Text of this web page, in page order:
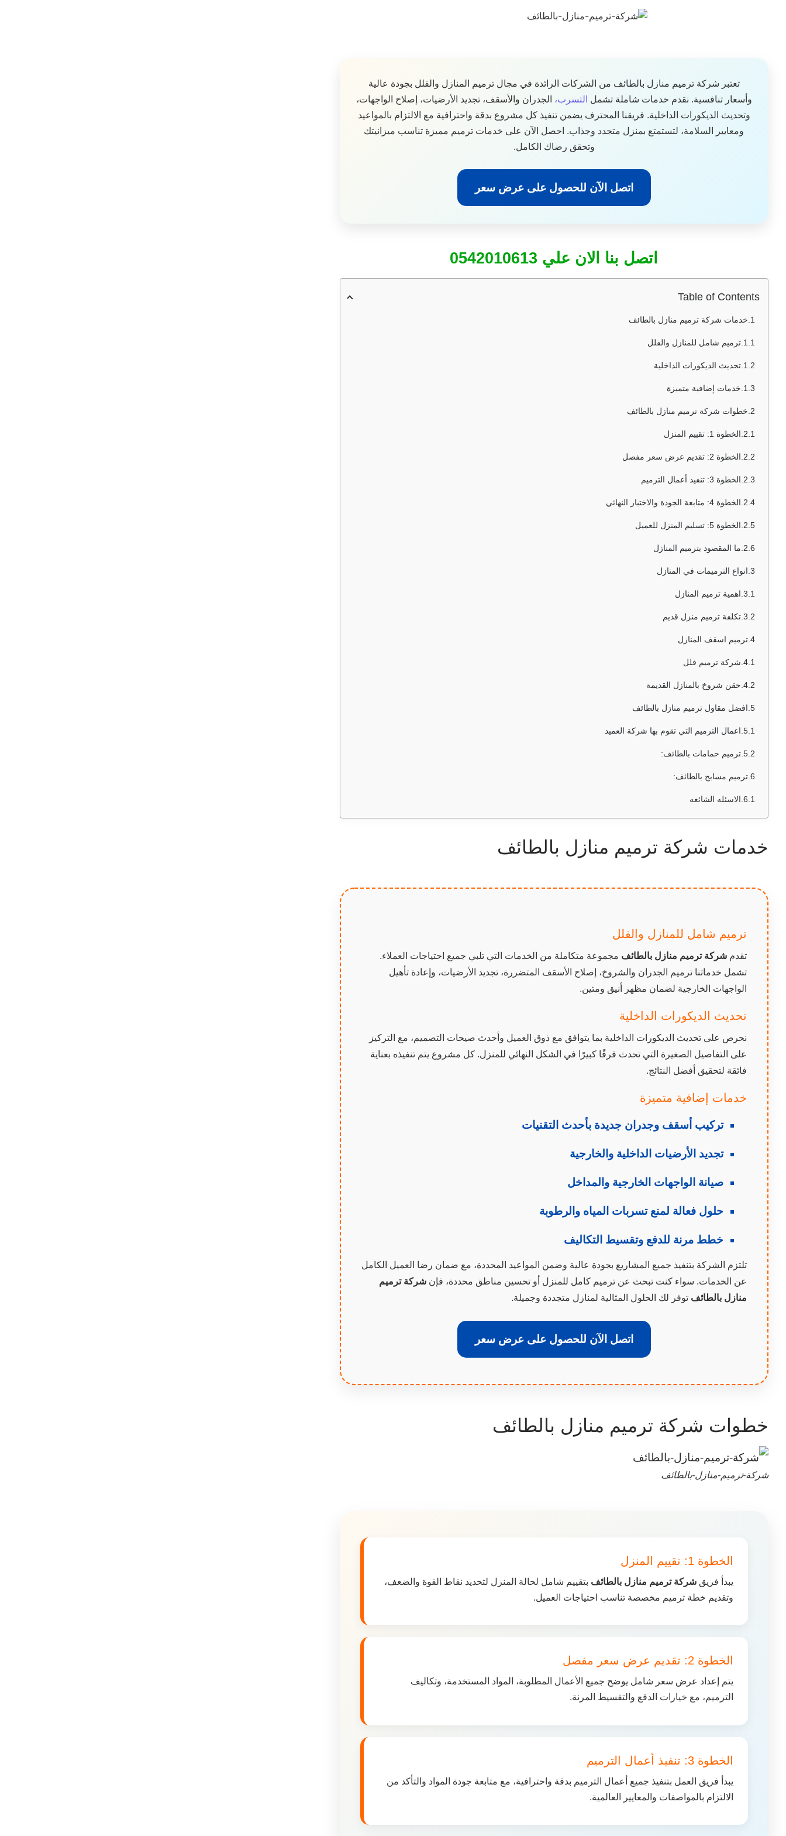
تعتبر شركة ترميم منازل بالطائف من الشركات الرائدة في مجال ترميم المنازل والفلل بجودة عالية
وأسعار تنافسية. نقدم خدمات شاملة تشمل التسرب، الجدران والأسقف، تجديد الأرضيات، إصلاح الواجهات،
وتحديث الديكورات الداخلية. فريقنا المحترف يضمن تنفيذ كل مشروع بدقة واحترافية مع الالتزام بالمواعيد
ومعايير السلامة، لتستمتع بمنزل متجدد وجذاب. احصل الآن على خدمات ترميم مميزة تناسب ميزانيتك
وتحقق رضاك الكامل.
اتصل الآن للحصول على عرض سعر
اتصل بنا الان علي 0542010613
Table of Contents
خدمات شركة ترميم منازل بالطائف
ترميم شامل للمنازل والفلل
تحديث الديكورات الداخلية
خدمات إضافية متميزة
خطوات شركة ترميم منازل بالطائف
الخطوة 1: تقييم المنزل
الخطوة 2: تقديم عرض سعر مفصل
الخطوة 3: تنفيذ أعمال الترميم
الخطوة 4: متابعة الجودة والاختبار النهائي
الخطوة 5: تسليم المنزل للعميل
ما المقصود بترميم المنازل
انواع الترميمات في المنازل
اهمية ترميم المنازل
تكلفة ترميم منزل قديم
ترميم اسقف المنازل
شركة ترميم فلل
حقن شروخ بالمنازل القديمة
افضل مقاول ترميم منازل بالطائف
اعمال الترميم التي تقوم بها شركة العميد
ترميم حمامات بالطائف:
ترميم مسابح بالطائف:
الاسئله الشائعه
خدمات شركة ترميم منازل بالطائف
ترميم شامل للمنازل والفلل
تقدم شركة ترميم منازل بالطائف مجموعة متكاملة من الخدمات التي تلبي جميع احتياجات العملاء.
تشمل خدماتنا ترميم الجدران والشروخ، إصلاح الأسقف المتضررة، تجديد الأرضيات، وإعادة تأهيل
الواجهات الخارجية لضمان مظهر أنيق ومتين.
تحديث الديكورات الداخلية
نحرص على تحديث الديكورات الداخلية بما يتوافق مع ذوق العميل وأحدث صيحات التصميم، مع التركيز
على التفاصيل الصغيرة التي تحدث فرقًا كبيرًا في الشكل النهائي للمنزل. كل مشروع يتم تنفيذه بعناية
فائقة لتحقيق أفضل النتائج.
خدمات إضافية متميزة
تركيب أسقف وجدران جديدة بأحدث التقنيات
تجديد الأرضيات الداخلية والخارجية
صيانة الواجهات الخارجية والمداخل
حلول فعالة لمنع تسربات المياه والرطوبة
خطط مرنة للدفع وتقسيط التكاليف
تلتزم الشركة بتنفيذ جميع المشاريع بجودة عالية وضمن المواعيد المحددة، مع ضمان رضا العميل الكامل
عن الخدمات. سواء كنت تبحث عن ترميم كامل للمنزل أو تحسين مناطق محددة، فإن شركة ترميم
منازل بالطائف توفر لك الحلول المثالية لمنازل متجددة وجميلة.
اتصل الآن للحصول على عرض سعر
خطوات شركة ترميم منازل بالطائف
شركة-ترميم-منازل-بالطائف
الخطوة 1: تقييم المنزل
يبدأ فريق شركة ترميم منازل بالطائف بتقييم شامل لحالة المنزل لتحديد نقاط القوة والضعف،
وتقديم خطة ترميم مخصصة تناسب احتياجات العميل.
الخطوة 2: تقديم عرض سعر مفصل
يتم إعداد عرض سعر شامل يوضح جميع الأعمال المطلوبة، المواد المستخدمة، وتكاليف
الترميم، مع خيارات الدفع والتقسيط المرنة.
الخطوة 3: تنفيذ أعمال الترميم
يبدأ فريق العمل بتنفيذ جميع أعمال الترميم بدقة واحترافية، مع متابعة جودة المواد والتأكد من
الالتزام بالمواصفات والمعايير العالمية.